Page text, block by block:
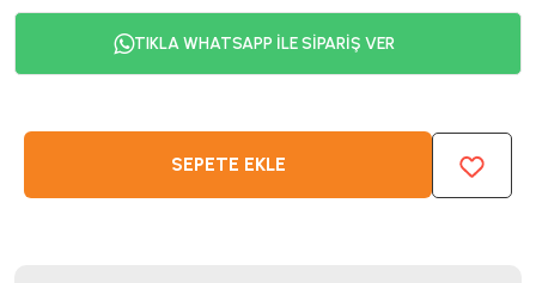
TIKLA WHATSAPP İLE SİPARİŞ VER
SEPETE EKLE